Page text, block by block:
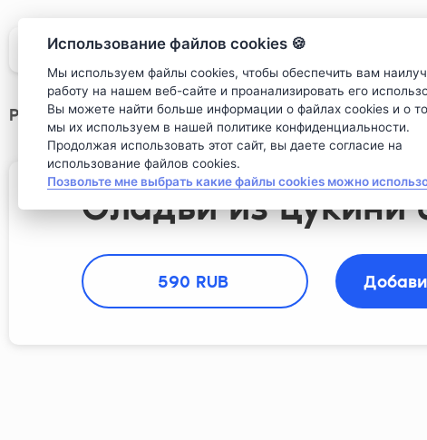
Ресторан > Завтраки > Оладьи из цукини с
Оладьи из цукини
590 RUB
Использование файлов cookies 🍪
Мы используем файлы cookies, чтобы обеспечить вам
работу на нашем веб-сайте и проанализировать его
Вы можете найти больше информации о файлах cookies и о
мы их используем в нашей политике конфиденциальности.
Продолжая использовать этот сайт, вы даете согласие на
использование файлов cookies.
Позвольте мне выбрать какие файлы cookies можно